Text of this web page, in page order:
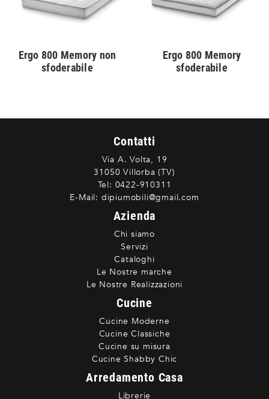
Ergo 800 Memory non
sfoderabile
Ergo 800 Memory
sfoderabile
Contatti
Via A. Volta, 19
31050 Villorba (TV)
Tel: 0422-910311
E-Mail: dipiumobili@gmail.com
Azienda
Chi siamo
Servizi
Cataloghi
Le Nostre marche
Le Nostre Realizzazioni
Cucine
Cucine Moderne
Cucine Classiche
Cucine su misura
Cucine Shabby Chic
Arredamento Casa
Librerie